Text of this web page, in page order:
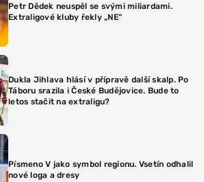
Petr Dědek neuspěl se svými miliardami.
Extraligové kluby řekly „NE“
Dukla Jihlava hlásí v přípravě další skalp. Po
Táboru srazila i České Budějovice. Bude to
letos stačit na extraligu?
Písmeno V jako symbol regionu. Vsetín odhalil
nové loga a dresy